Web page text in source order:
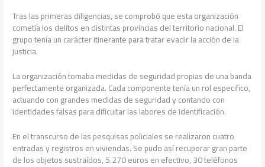
Tras las primeras diligencias, se comprobó que esta organización
cometía los delitos en distintas provincias del territorio nacional. El
grupo tenía un carácter itinerante para tratar evadir la acción de la
justicia.
La organización tomaba medidas de seguridad propias de una banda
perfectamente organizada. Cada componente tenía un rol especifico,
actuando con grandes medidas de seguridad y contando con
identidades falsas para dificultar las labores de identificación.
En el transcurso de las pesquisas policiales se realizaron cuatro
entradas y registros en viviendas. Se pudo así recuperar gran parte
de los objetos sustraídos, 5.270 euros en efectivo, 30 teléfonos